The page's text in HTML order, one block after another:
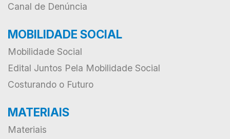
Canal de Denúncia
MOBILIDADE SOCIAL
Mobilidade Social
Edital Juntos Pela Mobilidade Social
Costurando o Futuro
MATERIAIS
Materiais